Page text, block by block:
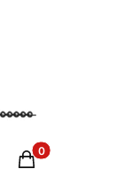
Produkty w